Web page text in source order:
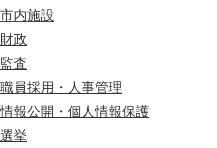
市内施設
財政
監査
職員採用・人事管理
情報公開・個人情報保護
選挙